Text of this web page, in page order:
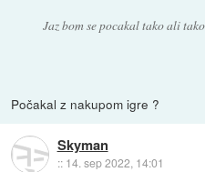
Jaz bom se pocakal tako ali
Počakal z nakupom igre ?
Skyman
:: 14. sep 2022, 14:01